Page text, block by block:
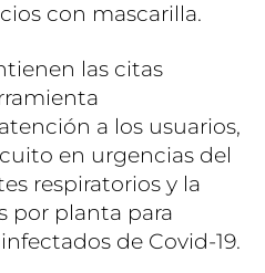
con mascarilla.
las citas
a los usuarios,
en urgencias del
respiratorios y la
por planta para
de Covid-19.